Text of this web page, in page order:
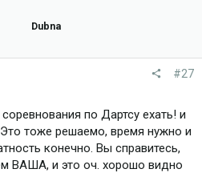
Dubna
#27
по Дартсу ехать! и
тоже решаемо, время нужно и
конечно. Вы справитесь,
ВАША, и это оч. хорошо видно